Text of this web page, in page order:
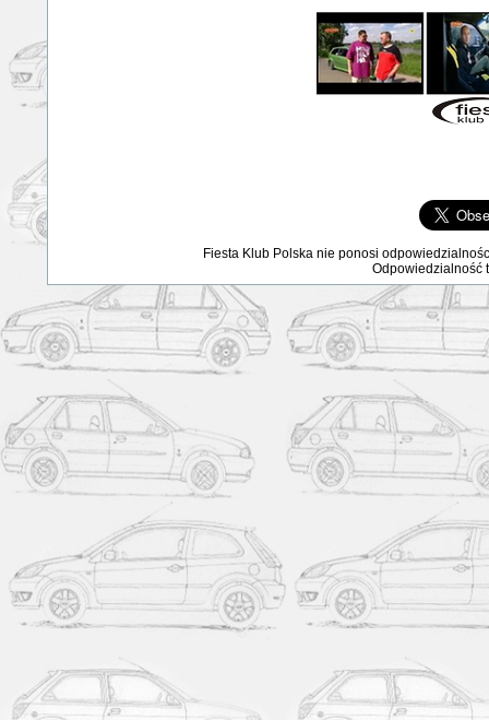
Fiesta Klub Polska nie ponosi
Odpowiedzialność